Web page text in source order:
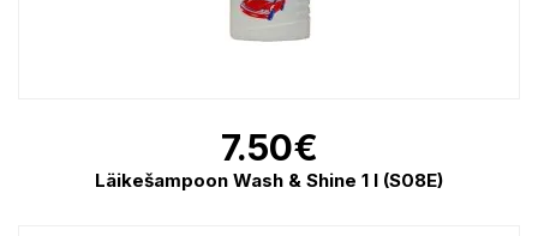
7.50€
Läikešampoon Wash & Shine 1 l (S08E)